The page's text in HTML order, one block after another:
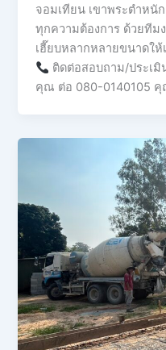
จอมเทียน เขาพระตำหนั
ทุกความต้องการ ด้วยทีม
เฮี๊ยบหลากหลายขนาดให้
ติดต่อสอบถาม/ประเ
คุณ ต่อ 080-0140105 คุ